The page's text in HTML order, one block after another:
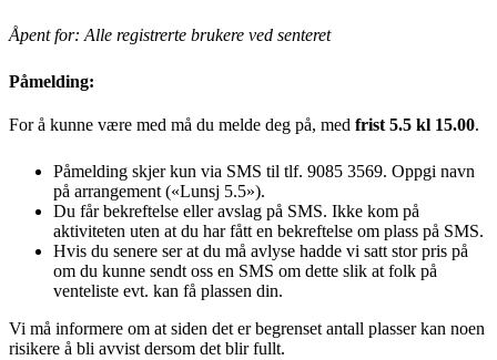
Åpent for: Alle registrerte brukere ved senteret
Påmelding:
For å kunne være med må du melde deg på, med frist 5.5 kl 15.00.
Påmelding skjer kun via SMS til tlf. 9085 3569. Oppgi navn
på arrangement («Lunsj 5.5»).
Du får bekreftelse eller avslag på SMS. Ikke kom på
aktiviteten uten at du har fått en bekreftelse om plass på SMS.
Hvis du senere ser at du må avlyse hadde vi satt stor pris på
om du kunne sendt oss en SMS om dette slik at folk på
venteliste evt. kan få plassen din.
Vi må informere om at siden det er begrenset antall plasser kan noen
risikere å bli avvist dersom det blir fullt.